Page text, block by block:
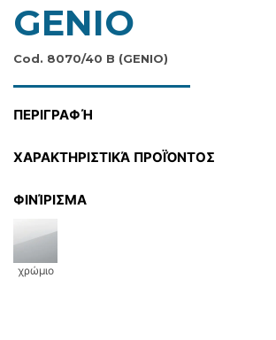
GENIO
Cod. 8070/40 B (GENIO)
ΠΕΡΙΓΡΑΦΉ
ΧΑΡΑΚΤΗΡΙΣΤΙΚΆ ΠΡΟΪΌΝΤΟΣ
ΦΙΝΊΡΙΣΜΑ
χρώμιο